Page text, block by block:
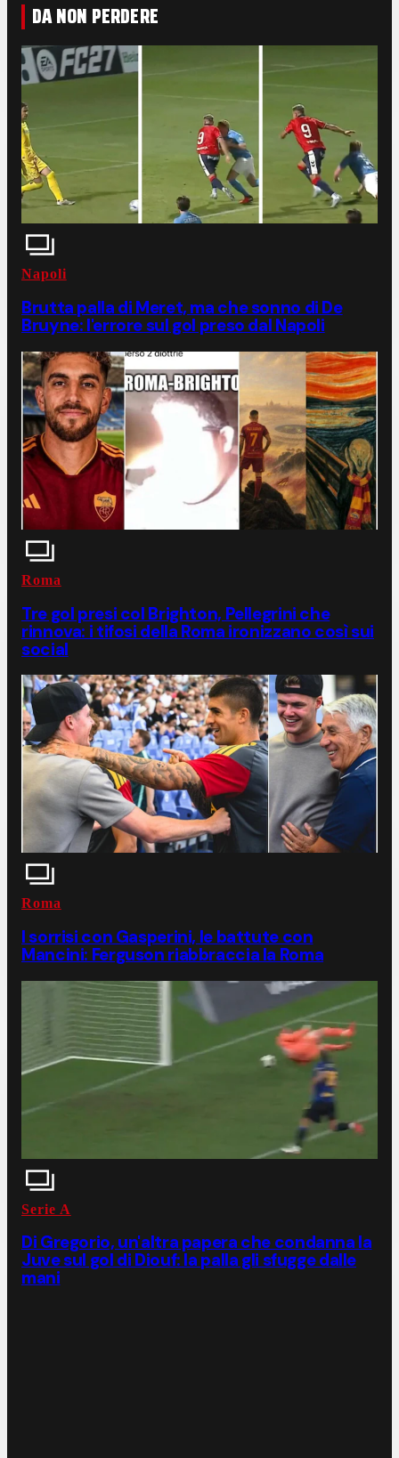
DA NON PERDERE
Napoli
Brutta palla di Meret, ma che sonno di De
Bruyne: l'errore sul gol preso dal Napoli
Roma
Tre gol presi col Brighton, Pellegrini che
rinnova: i tifosi della Roma ironizzano così sui
social
Roma
I sorrisi con Gasperini, le battute con
Mancini: Ferguson riabbraccia la Roma
Serie A
Di Gregorio, un'altra papera che condanna la
Juve sul gol di Diouf: la palla gli sfugge dalle
mani